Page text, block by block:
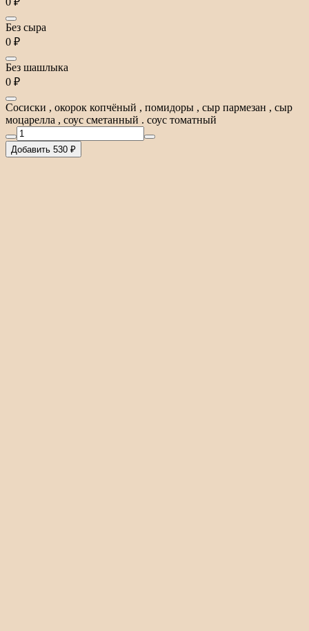
Без сыра
0 ₽
Без шашлыка
0 ₽
Сосиски , окорок копчёный , помидоры , сыр пармезан , сыр
моцарелла , соус сметанный . соус томатный
Добавить 530 ₽